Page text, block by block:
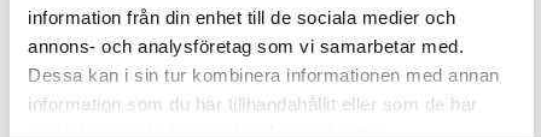
information från din enhet till de sociala medier och
annons- och analysföretag som vi samarbetar med.
Dessa kan i sin tur kombinera informationen med annan
information som du har tillhandahållit eller som de har